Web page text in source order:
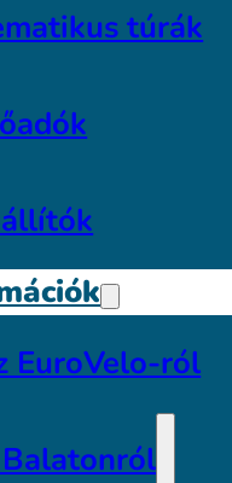
túrák
EuroVelo-ról